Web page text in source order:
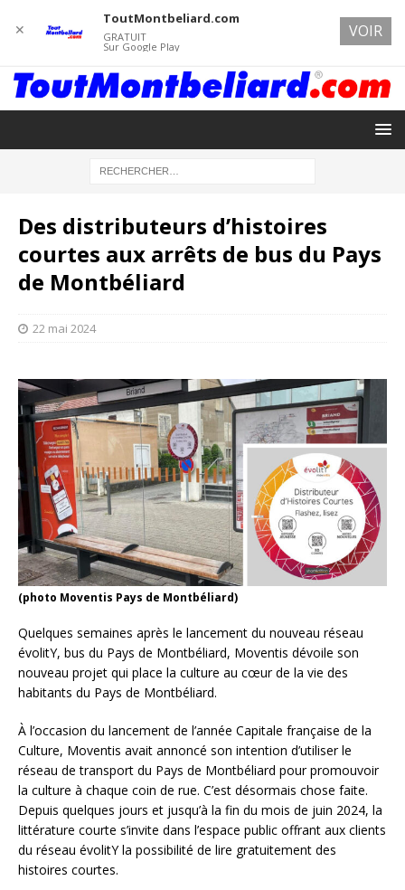
Des distributeurs d’histoires
courtes aux arrêts de bus du Pays
de Montbéliard
22 mai 2024
(photo Moventis Pays de Montbéliard)
Quelques semaines après le lancement du nouveau réseau
évolitY, bus du Pays de Montbéliard, Moventis dévoile son
nouveau projet qui place la culture au cœur de la vie des
habitants du Pays de Montbéliard.
À l’occasion du lancement de l’année Capitale française de la
Culture, Moventis avait annoncé son intention d’utiliser le
réseau de transport du Pays de Montbéliard pour promouvoir
la culture à chaque coin de rue. C’est désormais chose faite.
Depuis quelques jours et jusqu’à la fin du mois de juin 2024, la
littérature courte s’invite dans l’espace public offrant aux clients
du réseau évolitY la possibilité de lire gratuitement des
histoires courtes.
✕
ToutMontbeliard.com
GRATUIT
Sur Google Play
VOIR